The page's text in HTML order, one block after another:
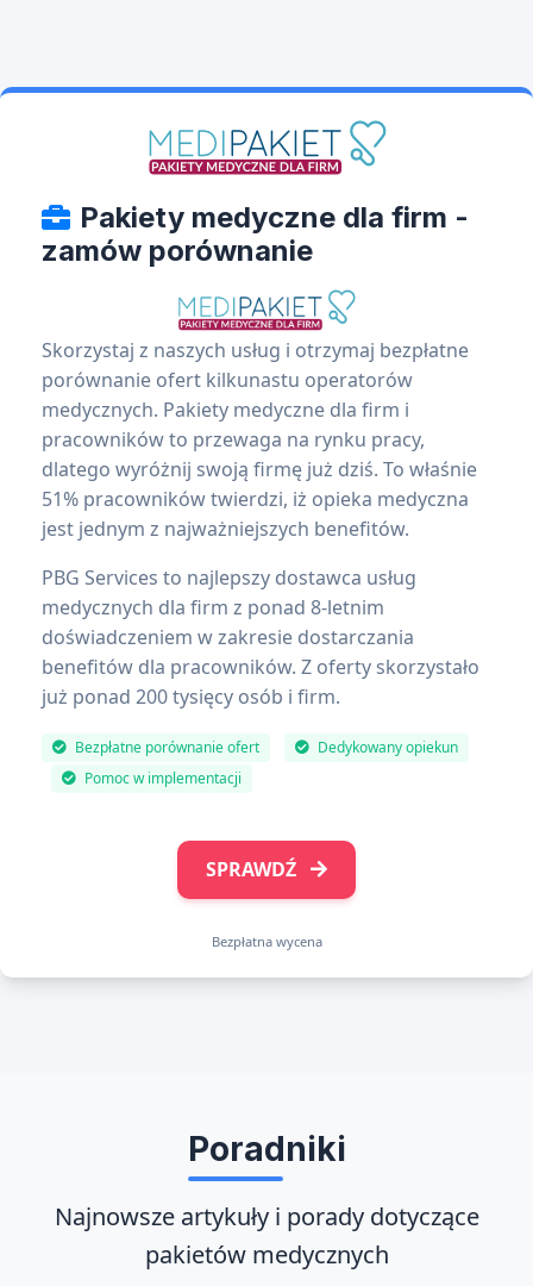
Pakiety medyczne dla firm -
zamów porównanie
Skorzystaj z naszych usług i otrzymaj bezpłatne
porównanie ofert kilkunastu operatorów
medycznych. Pakiety medyczne dla firm i
pracowników to przewaga na rynku pracy,
dlatego wyróżnij swoją firmę już dziś. To właśnie
51% pracowników twierdzi, iż opieka medyczna
jest jednym z najważniejszych benefitów.
PBG Services to najlepszy dostawca usług
medycznych dla firm z ponad 8-letnim
doświadczeniem w zakresie dostarczania
benefitów dla pracowników. Z oferty skorzystało
już ponad 200 tysięcy osób i firm.
Bezpłatne porównanie ofert
Dedykowany opiekun
Pomoc w implementacji
SPRAWDŹ
Bezpłatna wycena
Poradniki
Najnowsze artykuły i porady dotyczące
pakietów medycznych